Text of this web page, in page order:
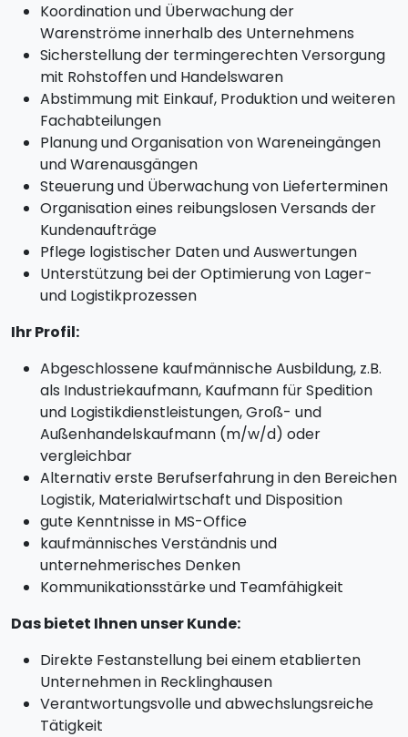
Koordination und Überwachung der
Warenströme innerhalb des Unternehmens
Sicherstellung der termingerechten Versorgung
mit Rohstoffen und Handelswaren
Abstimmung mit Einkauf, Produktion und weiteren
Fachabteilungen
Planung und Organisation von Wareneingängen
und Warenausgängen
Steuerung und Überwachung von Lieferterminen
Organisation eines reibungslosen Versands der
Kundenaufträge
Pflege logistischer Daten und Auswertungen
Unterstützung bei der Optimierung von Lager-
und Logistikprozessen
Ihr Profil:
Abgeschlossene kaufmännische Ausbildung, z.B.
als Industriekaufmann, Kaufmann für Spedition
und Logistikdienstleistungen, Groß- und
Außenhandelskaufmann (m/w/d) oder
vergleichbar
Alternativ erste Berufserfahrung in den Bereichen
Logistik, Materialwirtschaft und Disposition
gute Kenntnisse in MS-Office
kaufmännisches Verständnis und
unternehmerisches Denken
Kommunikationsstärke und Teamfähigkeit
Das bietet Ihnen unser Kunde:
Direkte Festanstellung bei einem etablierten
Unternehmen in Recklinghausen
Verantwortungsvolle und abwechslungsreiche
Tätigkeit